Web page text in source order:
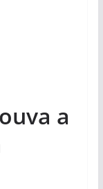
a